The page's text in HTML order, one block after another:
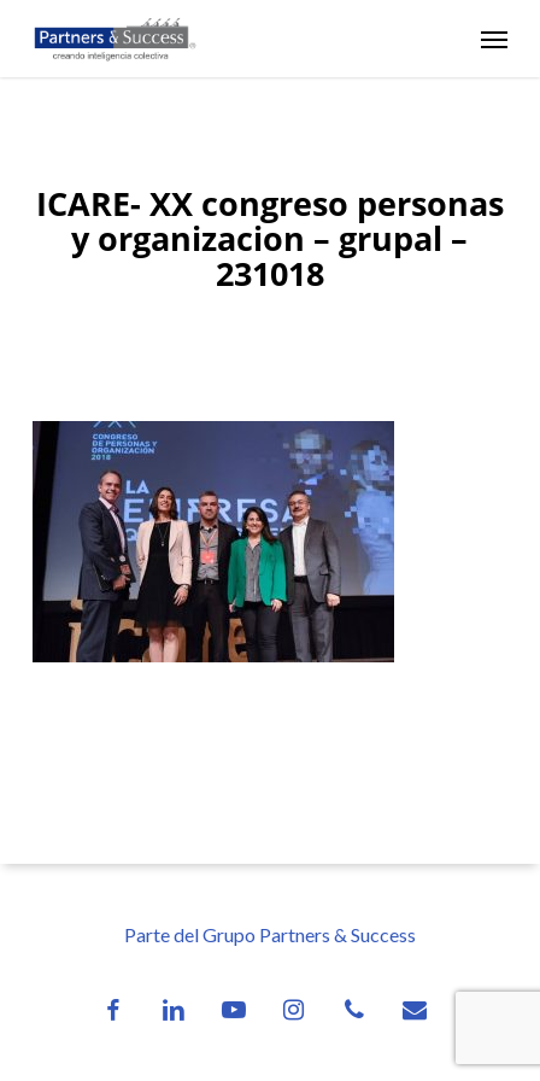
main
Menu
ICARE- XX congreso personas
y organizacion – grupal –
231018
Parte del Grupo Partners & Success
facebooklinkedin youtube instagramphone email